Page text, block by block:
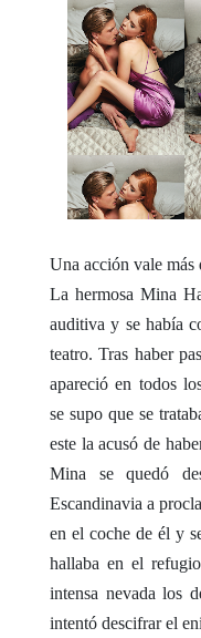
Una acción vale más
La hermosa Mina
auditiva y se había
teatro. Tras haber
apareció en todos
se supo que se
este la acusó de
Mina se quedó
Escandinavia a
en el coche de él y
hallaba en el
intensa nevada los
intentó descifrar el